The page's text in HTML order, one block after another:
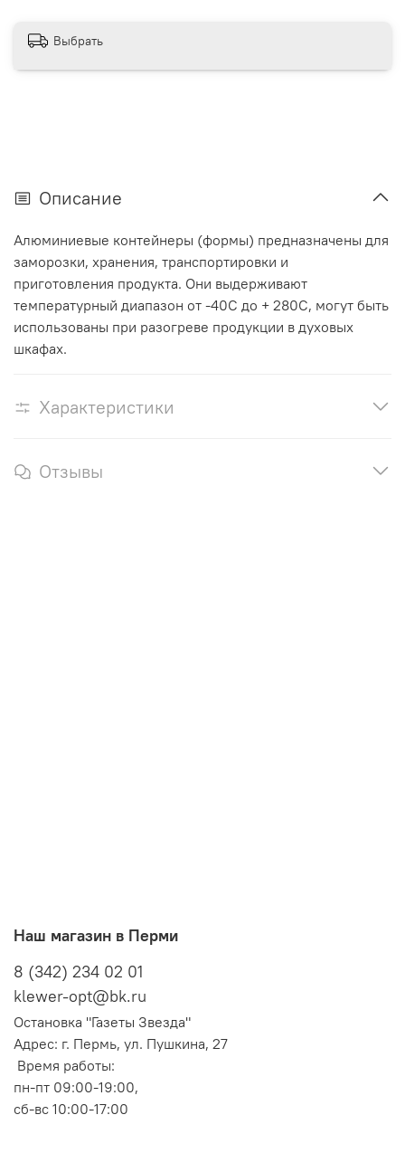
Выбрать
Описание
Алюминиевые контейнеры (формы) предназначены для
заморозки, хранения, транспортировки и
приготовления продукта. Они выдерживают
температурный диапазон от -40С до + 280С, могут быть
использованы при разогреве продукции в духовых
шкафах.
Характеристики
Отзывы
Наш магазин в Перми
8 (342) 234 02 01
klewer-opt@bk.ru
Остановка "Газеты Звезда"
Адрес: г. Пермь, ул. Пушкина, 27
Время работы:
пн-пт 09:00-19:00,
сб-вс 10:00-17:00